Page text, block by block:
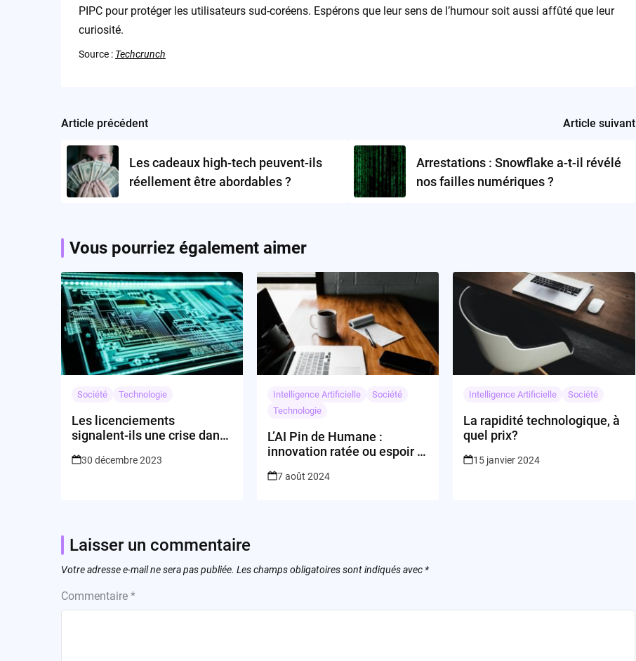
PIPC pour protéger les utilisateurs sud-coréens. Espérons que leur sens de l’humour soit aussi affûté que leur
curiosité.
Source : Techcrunch
Post
navigation
Article précédent
Les cadeaux high-tech peuvent-ils
réellement être abordables ?
Article suivant
Arrestations : Snowflake a-t-il révélé
nos failles numériques ?
Vous pourriez également aimer
Société Technologie
Les licenciements
signalent-ils une crise dans
30 décembre 2023
Intelligence Artificielle
Société
Technologie
L’AI Pin de Humane :
innovation ratée ou espoir à
7 août 2024
Intelligence Artificielle Société
La rapidité technologique, à
quel prix?
15 janvier 2024
Laisser un commentaire
Votre adresse e-mail ne sera pas publiée. Les champs obligatoires sont indiqués avec *
Commentaire *